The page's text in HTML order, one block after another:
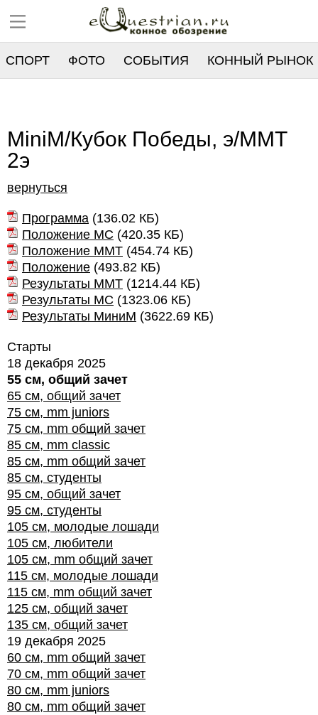
СПОРТ ФОТО СОБЫТИЯ КОННЫЙ РЫНОК
MiniM/Кубок Победы, э/MMT
2э
вернуться
Программа (136.02 КБ)
Положение МС (420.35 КБ)
Положение ММТ (454.74 КБ)
Положение (493.82 КБ)
Результаты ММТ (1214.44 КБ)
Результаты МС (1323.06 КБ)
Результаты МиниМ (3622.69 КБ)
Старты
18 декабря 2025
55 см, общий зачет
65 см, общий зачет
75 см, mm juniors
75 см, mm общий зачет
85 см, mm classic
85 см, mm общий зачет
85 см, студенты
95 см, общий зачет
95 см, студенты
105 см, молодые лошади
105 см, любители
105 см, mm общий зачет
115 см, молодые лошади
115 см, mm общий зачет
125 см, общий зачет
135 см, общий зачет
19 декабря 2025
60 см, mm общий зачет
70 см, mm общий зачет
80 см, mm juniors
80 см, mm общий зачет